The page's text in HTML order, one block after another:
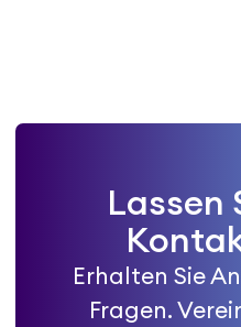
Lassen
Erhalten Sie
Fragen.